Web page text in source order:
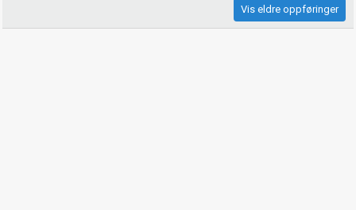
Vis eldre oppføringer